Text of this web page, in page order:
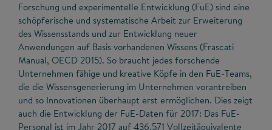
Forschung und experimentelle Entwicklung (FuE) sind eine
schöpferische und systematische Arbeit zur Erweiterung
des Wissensstands und zur Entwicklung neuer
Anwendungen auf Basis vorhandenen Wissens (Frascati
Manual, OECD 2015). So braucht jedes forschende
Unternehmen fähige und kreative Köpfe in den FuE-Teams,
die die Wissensgenerierung im Unternehmen vorantreiben
und so Innovationen überhaupt erst ermöglichen. Dies zeigt
auch die Entwicklung der FuE-Daten für 2017: Das FuE-
Personal ist im Jahr 2017 auf 436.571 Vollzeitäquivalente